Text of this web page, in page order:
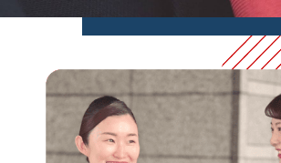
※東京のみ
スタートアップ講座
スタートアップ講座 詳細（コース共通）